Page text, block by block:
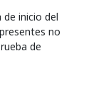
de inicio del
no
de